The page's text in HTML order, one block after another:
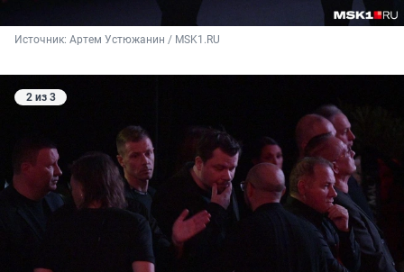
Источник: Артем Устюжанин / MSK1.RU
2 из 3